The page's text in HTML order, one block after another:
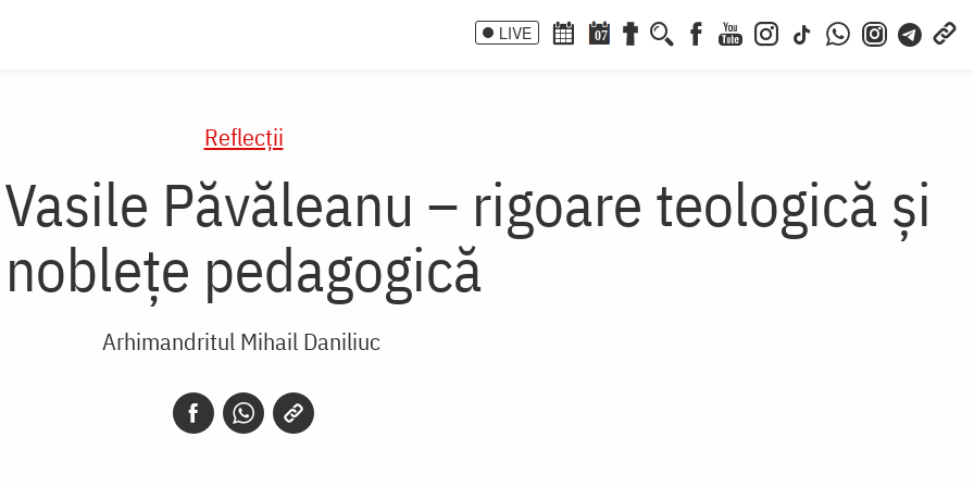
LIVE 07
Reflecții
Păvăleanu – rigoare teologică și
noblețe pedagogică
Arhimandritul Mihail Daniliuc